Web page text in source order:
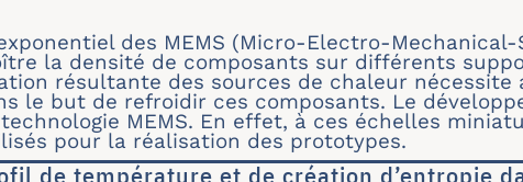
des MEMS (Micro-Electro-Mechanical-
la densité de composants sur différents
résultante des sources de chaleur nécessite
le but de refroidir ces composants. Le
MEMS. En effet, à ces échelles
pour la réalisation des prototypes.
de température et de création d’entropie